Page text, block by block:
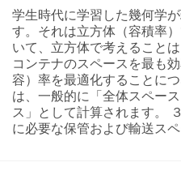
学生時代に学習した幾何学
す。それは立方体（容積率
いて、立方体で考えること
コンテナのスペースを最も
容）率を最適化することに
は、一般的に「全体スペー
ス」として計算されます。
に必要な保管および輸送ス